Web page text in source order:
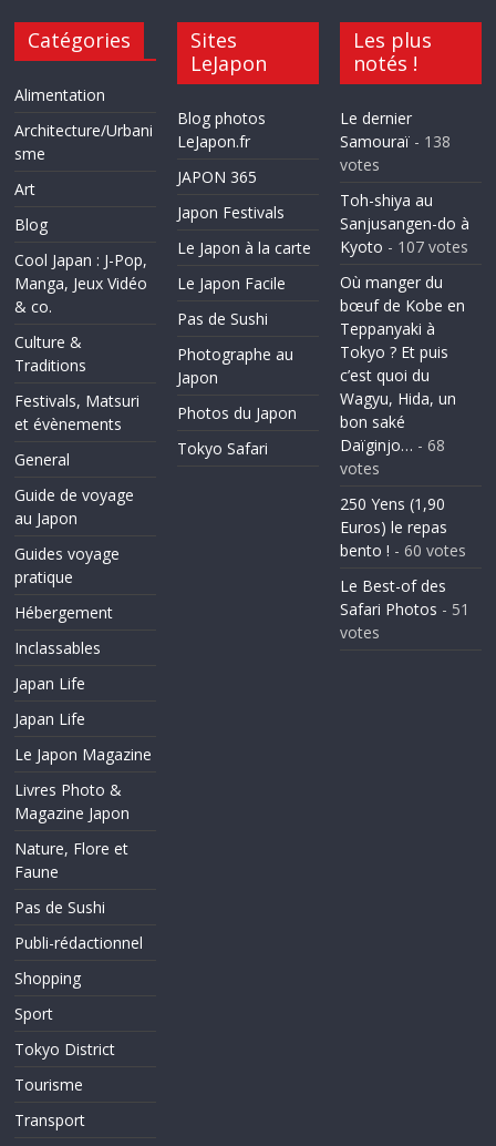
Catégories
Alimentation
Architecture/Urbani
sme
Art
Blog
Cool Japan : J-Pop,
Manga, Jeux Vidéo
& co.
Culture &
Traditions
Festivals, Matsuri
et évènements
General
Guide de voyage
au Japon
Guides voyage
pratique
Hébergement
Inclassables
Japan Life
Japan Life
Le Japon Magazine
Livres Photo &
Magazine Japon
Nature, Flore et
Faune
Pas de Sushi
Publi-rédactionnel
Shopping
Sport
Tokyo District
Tourisme
Transport
Sites
LeJapon
Blog photos
LeJapon.fr
JAPON 365
Japon Festivals
Le Japon à la carte
Le Japon Facile
Pas de Sushi
Photographe au
Japon
Photos du Japon
Tokyo Safari
Les plus
notés !
Le dernier
Samouraï- 138
votes
Toh-shiya au
Sanjusangen-do à
Kyoto - 107 votes
Où manger du
bœuf de Kobe en
Teppanyaki à
Tokyo ? Et puis
c’est quoi du
Wagyu, Hida, un
bon saké
Daïginjo… - 68
votes
250 Yens (1,90
Euros) le repas
bento ! - 60 votes
Le Best-of des
Safari Photos - 51
votes